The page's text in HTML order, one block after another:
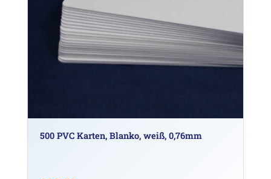
500 PVC Karten, Blanko, weiß, 0,76mm